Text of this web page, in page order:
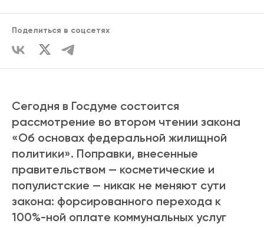
Поделиться в соцсетях
Сегодня в Госдуме состоится
рассмотрение во втором чтении закона
«Об основах федеральной жилищной
политики». Поправки, внесенные
правительством — косметические и
популистские — никак не меняют сути
закона: форсированного перехода к
100%-ной оплате коммунальных услуг